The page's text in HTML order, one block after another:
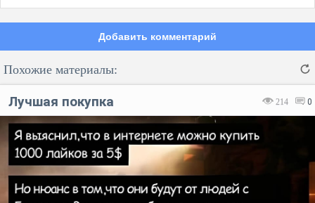
Добавить комментарий
Похожие материалы:
214 0
Лучшая покупка